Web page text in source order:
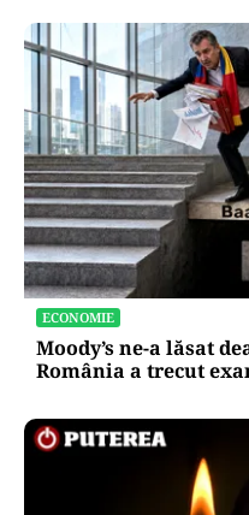
ECONOMIE
Moody’s ne-a lăsat
România a trecut